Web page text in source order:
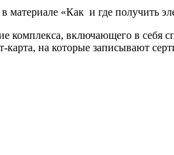
материале «Как и где получить
комплекса, включающего в
на которые записывают